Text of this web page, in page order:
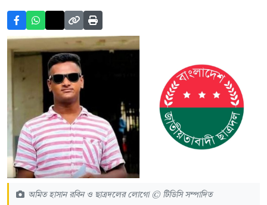
অমিত হাসান রবিন ও ছাত্রদলের লোগো © টিডিসি সম্পাদিত